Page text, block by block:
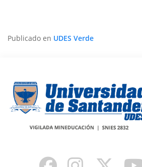
Publicado en UDES Verde